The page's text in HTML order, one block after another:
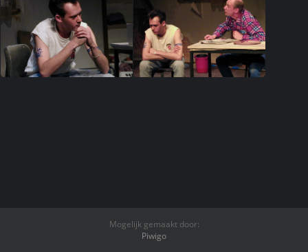
Mogelijk gemaakt door:
Piwigo